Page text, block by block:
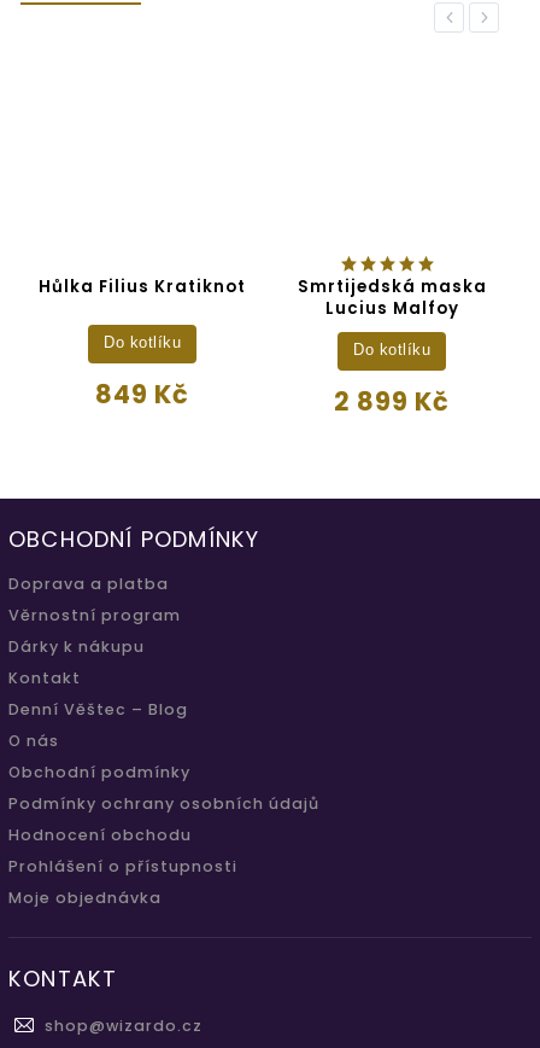
Previous
Hůlka Filius Kratiknot
849 Kč
Do kotlíku
Smrtijedská maska
Lucius Malfoy
2 899 Kč
Do kotlíku
Next
OBCHODNÍ PODMÍNKY
Doprava a platba
Věrnostní program
Dárky k nákupu
Kontakt
Denní Věštec – Blog
O nás
Obchodní podmínky
Podmínky ochrany osobních údajů
Hodnocení obchodu
Prohlášení o přístupnosti
Moje objednávka
KONTAKT
shop@wizardo.cz